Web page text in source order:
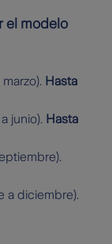
el modelo
Hasta
junio). Hasta
a diciembre).